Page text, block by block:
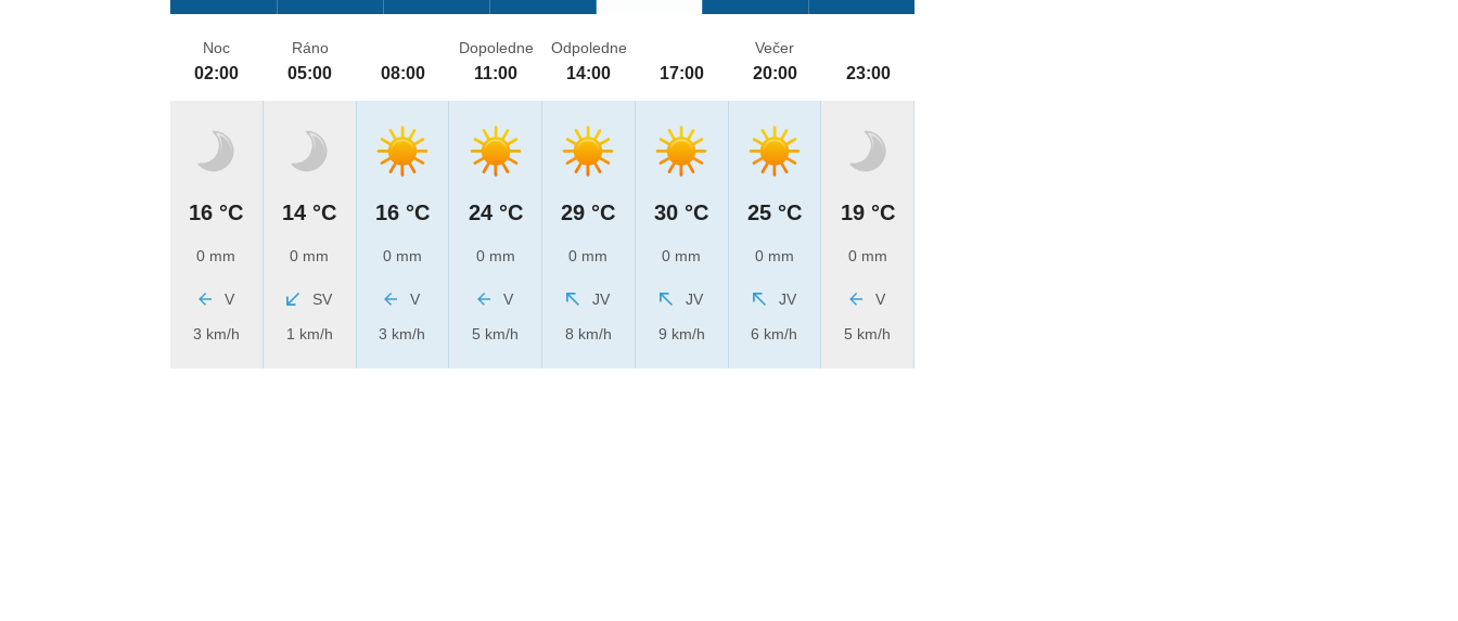
Noc
02:00
16 °C
0 mm
V
3 km/h
Ráno
05:00
14 °C
0 mm
SV
1 km/h
08:00
16 °C
0 mm
V
3 km/h
Dopoledne
11:00
24 °C
0 mm
V
5 km/h
Odpoledne
14:00
29 °C
0 mm
JV
8 km/h
17:00
30 °C
0 mm
JV
9 km/h
Večer
20:00
25 °C
0 mm
JV
6 km/h
23:00
19 °C
0 mm
V
5 km/h